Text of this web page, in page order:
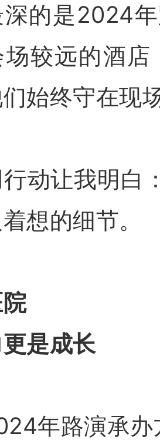
的是2024
较远的酒
始终守在现
动让我明白
想的细节。
是成长
年路演承办